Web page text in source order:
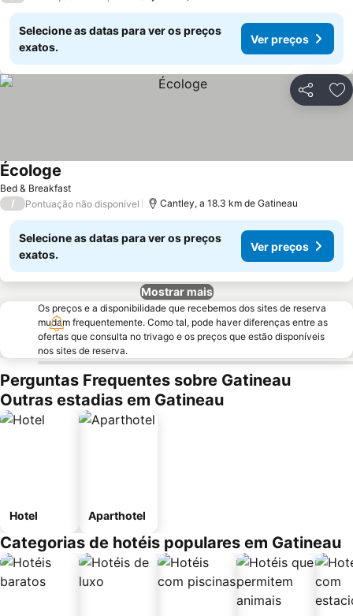
Selecione as datas para ver os preços
exatos.
Ver preços
Partilhar
Bed & Breakfast
Écologe
/ Pontuação não disponível Cantley, a 18.3 km de Gatineau
Selecione as datas para ver os preços
exatos.
Ver preços
Mostrar mais
Os preços e a disponibilidade que recebemos dos sites de reserva
mudam frequentemente. Como tal, pode haver diferenças entre as
ofertas que consulta no trivago e os preços que estão disponíveis
nos sites de reserva.
Perguntas Frequentes sobre Gatineau
Outras estadias em Gatineau
Hotel Aparthotel
Categorias de hotéis populares em Gatineau